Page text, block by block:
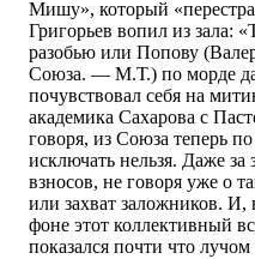
Мишу», который
Григорьев вопил из зала:
разобью или Попову
Союза. — М.Т.) по морде
почувствовал себя на
академика Сахарова с
говоря, из Союза теперь
исключать нельзя. Даже
взносов, не говоря уже о
или захват заложников.
фоне этот коллективный
показался почти что